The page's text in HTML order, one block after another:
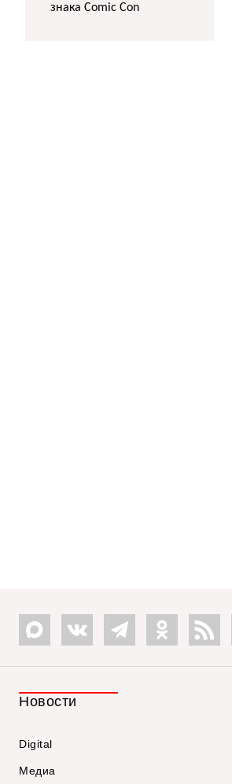
знака Comic Con
Новости
Digital
Медиа